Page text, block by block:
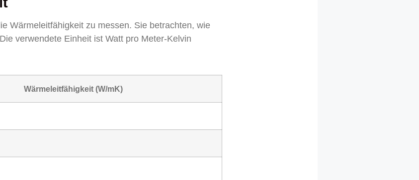
Wärmeleitfähigkeit zu messen. Sie betrachten, wie
verwendete Einheit ist Watt pro Meter-Kelvin
Wärmeleitfähigkeit (W/mK)